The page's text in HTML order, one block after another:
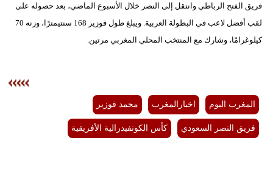
فيديو
فريق الفتح الرباطي وانتقل إلى النصر خلال الأسبوع الماضي، بعد حصوله على
لقب أفضل لاعب في البطولة العربية. ويبلغ طول فوزير 168 سنتيمترًا، وزنه 70
كيلوغرامًا، وشارك مع المنتخب المحلي المغربي مرتين.
المغرب اليوم اخبارالمغرب محمد فوزير
فريق النصر السعودي كأس الكونفيدرالية الأفريقية